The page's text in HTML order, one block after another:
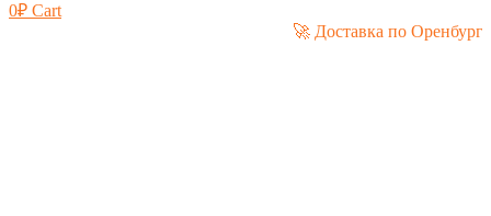
0₽ Cart
🚀 Доставка по